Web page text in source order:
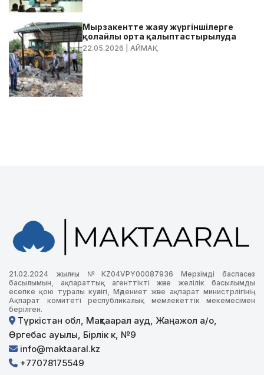
Мырзакентте жаяу жүргіншілерге
қолайлы орта қалыптастырылуда
22.05.2026 | АЙМАҚ
21.02.2024 жылғы №KZ04VPY00087936 Мерзімді баспасөз
басылымын, ақпараттық агенттікті және желілік басылымды
есепке қою туралы куәлігі, Мәдениет және ақпарат министрлігінің
Ақпарат комитеті республикалық мемлекеттік мекемесімен
берілген.
Түркістан обл, Мақтаарал ауд, Жаңажол а/о,
Өргебас ауылы, Бірлік к, №9
info@maktaaral.kz
+77078175549